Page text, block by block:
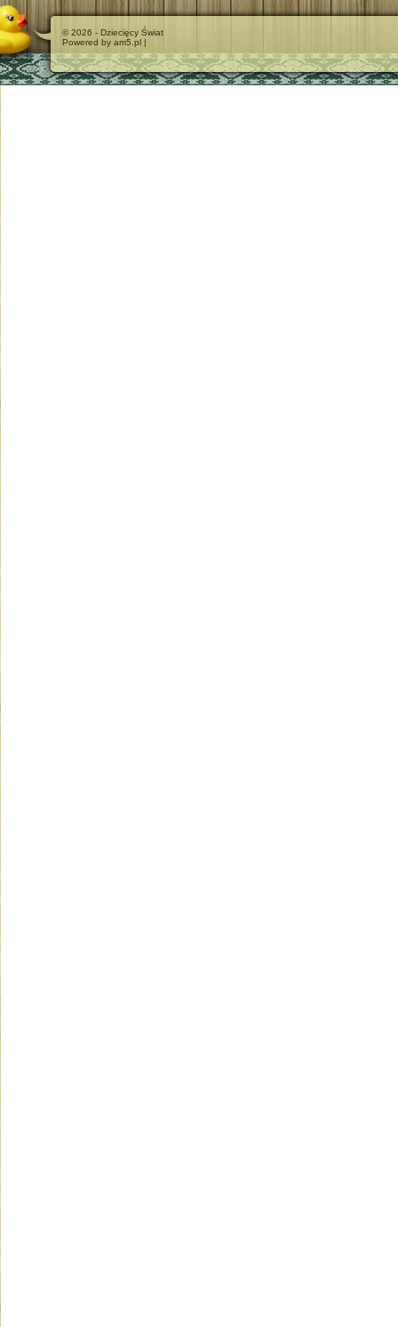
© 2026 - Dziecięcy Świat
Powered by am5.pl |